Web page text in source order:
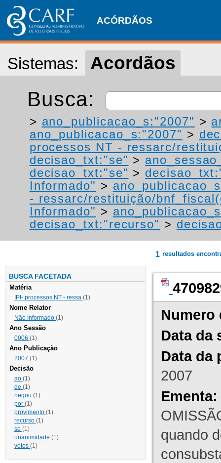
ACÓRDÃOS
Sistemas: Acordãos
Busca:
> ano_publicacao_s:"2007" >
ano_publicacao_s:"2007" >
processos NT - ressarc/
decisao_txt:"se" >
decisao_txt:"se" >
Informado" >
- ressarc/restituição/
Informado" >
decisao_txt:"recurso" >
BUSCA FACETADA
Matéria
IPI- processos NT - ressa (1)
Nome Relator
Não Informado (1)
Ano Sessão
0006 (1)
Ano Publicação
2007 (1)
Decisão
ao (1)
de (1)
negou (1)
por (1)
provimento (1)
recurso (1)
se (1)
unanimidade (1)
votos (1)
1 resultados
Numero
Data da
Data da
2007
Ementa:
quando